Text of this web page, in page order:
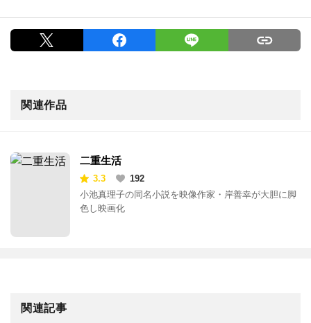
関連作品
二重生活
3.3
192
小池真理子の同名小説を映像作家・岸善幸が大胆に脚
色し映画化
関連記事